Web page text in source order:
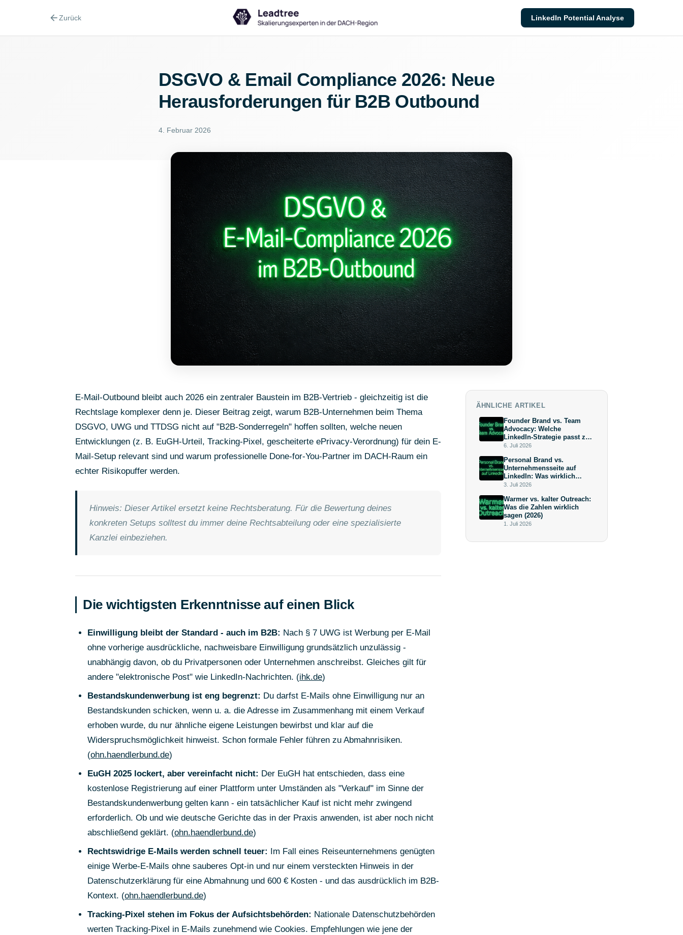
arrow_backZurück LinkedIn Potential Analyse
DSGVO & Email Compliance 2026: Neue
Herausforderungen für B2B Outbound
4. Februar 2026
E-Mail-Outbound bleibt auch 2026 ein zentraler Baustein im B2B-Vertrieb - gleichzeitig ist die
Rechtslage komplexer denn je. Dieser Beitrag zeigt, warum B2B-Unternehmen beim Thema
DSGVO, UWG und TTDSG nicht auf "B2B-Sonderregeln" hoffen sollten, welche neuen
Entwicklungen (z. B. EuGH-Urteil, Tracking-Pixel, gescheiterte ePrivacy-Verordnung) für dein E-
Mail-Setup relevant sind und warum professionelle Done-for-You-Partner im DACH-Raum ein
echter Risikopuffer werden.
Hinweis: Dieser Artikel ersetzt keine Rechtsberatung. Für die Bewertung deines
konkreten Setups solltest du immer deine Rechtsabteilung oder eine spezialisierte
Kanzlei einbeziehen.
Die wichtigsten Erkenntnisse auf einen Blick
Einwilligung bleibt der Standard - auch im B2B: Nach § 7 UWG ist Werbung per E-Mail
ohne vorherige ausdrückliche, nachweisbare Einwilligung grundsätzlich unzulässig -
unabhängig davon, ob du Privatpersonen oder Unternehmen anschreibst. Gleiches gilt für
andere "elektronische Post" wie LinkedIn-Nachrichten. (ihk.de)
Bestandskundenwerbung ist eng begrenzt: Du darfst E-Mails ohne Einwilligung nur an
Bestandskunden schicken, wenn u. a. die Adresse im Zusammenhang mit einem Verkauf
erhoben wurde, du nur ähnliche eigene Leistungen bewirbst und klar auf die
Widerspruchsmöglichkeit hinweist. Schon formale Fehler führen zu Abmahnrisiken.
(ohn.haendlerbund.de)
EuGH 2025 lockert, aber vereinfacht nicht: Der EuGH hat entschieden, dass eine
kostenlose Registrierung auf einer Plattform unter Umständen als "Verkauf" im Sinne der
Bestandskundenwerbung gelten kann - ein tatsächlicher Kauf ist nicht mehr zwingend
erforderlich. Ob und wie deutsche Gerichte das in der Praxis anwenden, ist aber noch nicht
abschließend geklärt. (ohn.haendlerbund.de)
Rechtswidrige E-Mails werden schnell teuer: Im Fall eines Reiseunternehmens genügten
einige Werbe-E-Mails ohne sauberes Opt-in und nur einem versteckten Hinweis in der
Datenschutzerklärung für eine Abmahnung und 600 € Kosten - und das ausdrücklich im B2B-
Kontext. (ohn.haendlerbund.de)
Tracking-Pixel stehen im Fokus der Aufsichtsbehörden: Nationale Datenschutzbehörden
werten Tracking-Pixel in E-Mails zunehmend wie Cookies. Empfehlungen wie jene der
ÄHNLICHE ARTIKEL
Founder Brand vs. Team
Advocacy: Welche
LinkedIn-Strategie passt zu
deiner Wachstumsphase?
6. Juli 2026
Personal Brand vs.
Unternehmensseite auf
LinkedIn: Was wirklich
mehr bringt (und warum die
Überraschung ist)
3. Juli 2026
Warmer vs. kalter Outreach:
Was die Zahlen wirklich
sagen (2026)
1. Juli 2026